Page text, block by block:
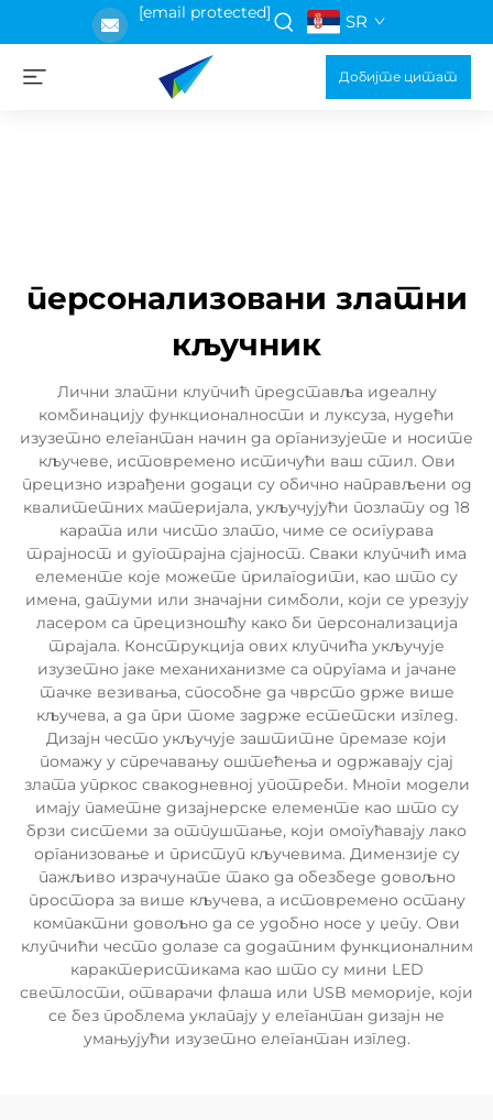
[email protected] SR
Добијте цитат
персонализовани златни
кључник
Лични златни клупчић представља идеалну
комбинацију функционалности и луксуза, нудећи
изузетно елегантан начин да организујете и носите
кључеве, истовремено истичући ваш стил. Ови
прецизно израђени додаци су обично направљени од
квалитетних материјала, укључујући позлату од 18
карата или чисто злато, чиме се осигурава
трајност и дуготрајна сјајност. Сваки клупчић има
елементе које можете прилагодити, као што су
имена, датуми или значајни симболи, који се урезују
ласером са прецизношћу како би персонализација
трајала. Конструкција ових клупчића укључује
изузетно јаке механиханизме са опругама и јачане
тачке везивања, способне да чврсто држе више
кључева, а да при томе задрже естетски изглед.
Дизајн често укључује заштитне премазе који
помажу у спречавању оштећења и одржавају сјај
злата упркос свакодневној употреби. Многи модели
имају паметне дизајнерске елементе као што су
брзи системи за отпуштање, који омогућавају лако
организовање и приступ кључевима. Димензије су
пажљиво израчунате тако да обезбеде довољно
простора за више кључева, а истовремено остану
компактни довољно да се удобно носе у џепу. Ови
клупчићи често долазе са додатним функционалним
карактеристикама као што су мини LED
светлости, отварачи флаша или USB меморије, који
се без проблема уклапају у елегантан дизајн не
умањујући изузетно елегантан изглед.